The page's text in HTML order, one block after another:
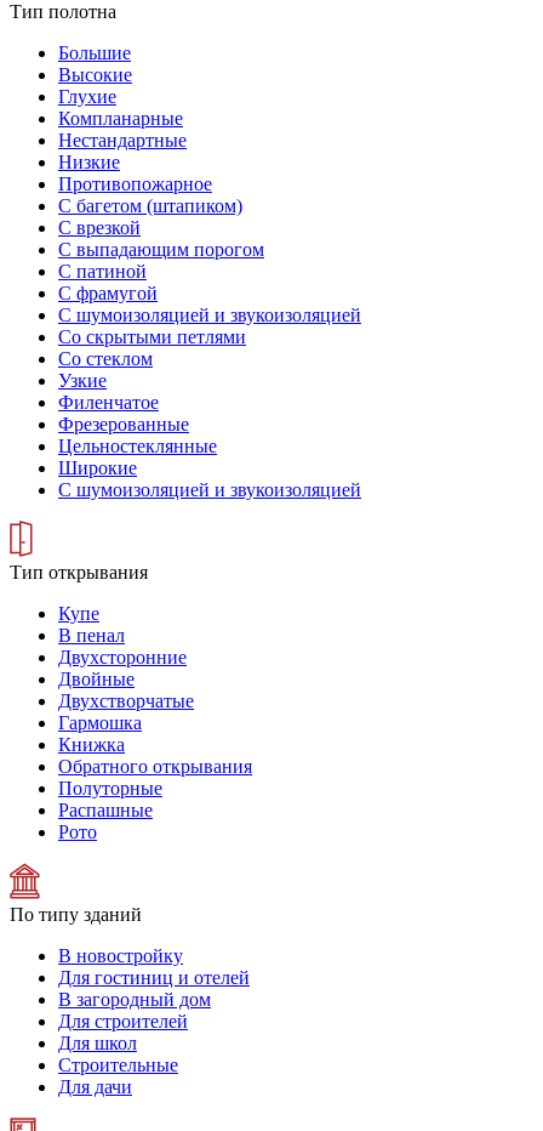
Тип полотна
Большие
Высокие
Глухие
Компланарные
Нестандартные
Низкие
Противопожарное
С багетом (штапиком)
С врезкой
С выпадающим порогом
С патиной
С фрамугой
С шумоизоляцией и звукоизоляцией
Со скрытыми петлями
Со стеклом
Узкие
Филенчатое
Фрезерованные
Цельностеклянные
Широкие
С шумоизоляцией и звукоизоляцией
Тип открывания
Купе
В пенал
Двухсторонние
Двойные
Двухстворчатые
Гармошка
Книжка
Обратного открывания
Полуторные
Распашные
Рото
По типу зданий
В новостройку
Для гостиниц и отелей
В загородный дом
Для строителей
Для школ
Строительные
Для дачи